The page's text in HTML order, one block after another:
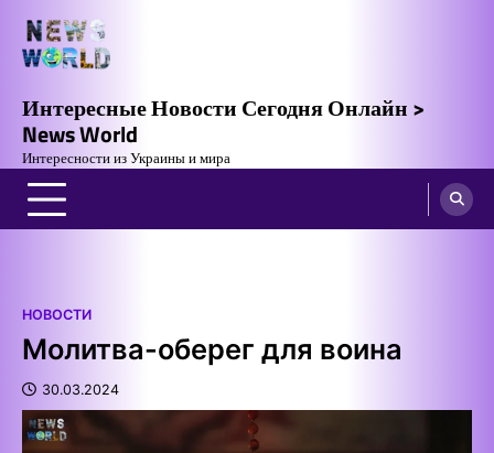
content
Интересные Новости Сегодня Онлайн >
News World
Интересности из Украины и мира
НОВОСТИ
Молитва-оберег для воина
30.03.2024